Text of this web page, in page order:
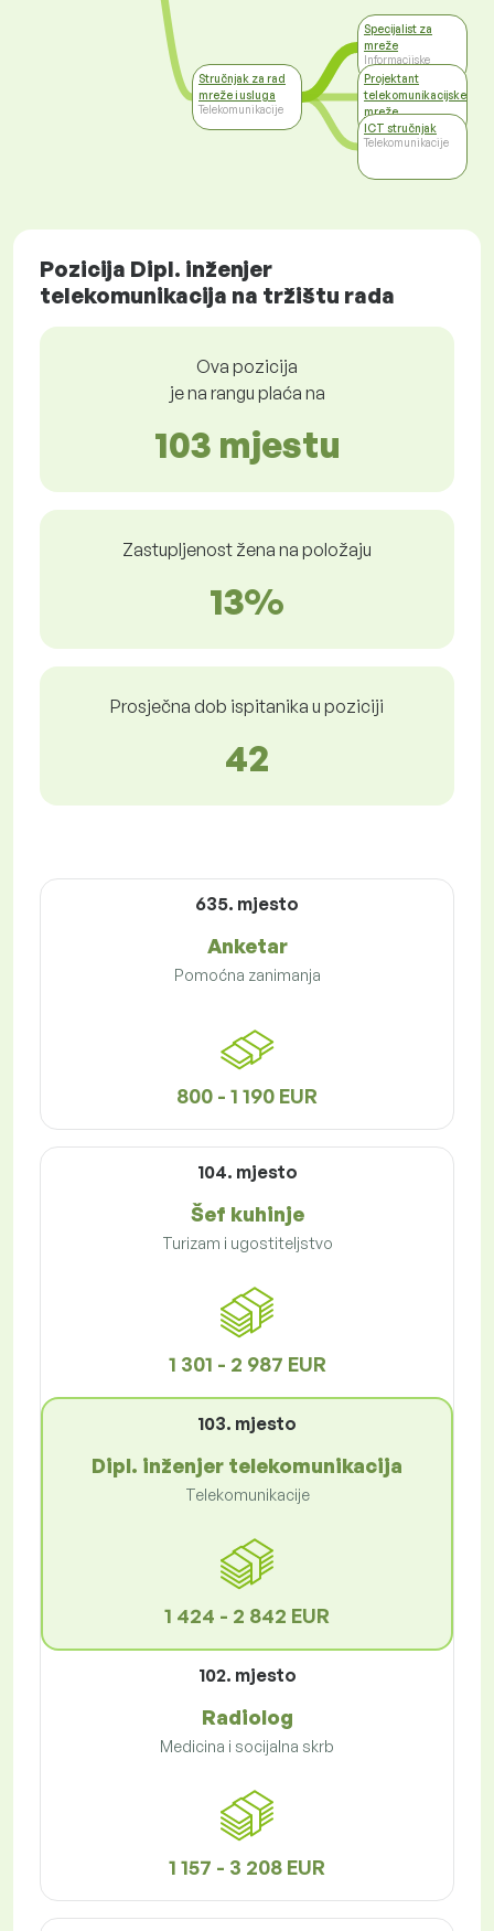
Stručnjak za rad
mreže i usluga
Telekomunikacije
Specijalist za
mreže
Informacijske
tehnologije
Projektant
telekomunikacijske
mreže
Telekomunikacije
ICT stručnjak
Telekomunikacije
Pozicija Dipl. inženjer
telekomunikacija na tržištu rada
Ova pozicija
je na rangu plaća na
103 mjestu
Zastupljenost žena na položaju
13%
Prosječna dob ispitanika u poziciji
42
635. mjesto
Anketar
Pomoćna zanimanja
800 - 1 190 EUR
104. mjesto
Šef kuhinje
Turizam i ugostiteljstvo
1 301 - 2 987 EUR
103. mjesto
Dipl. inženjer telekomunikacija
Telekomunikacije
1 424 - 2 842 EUR
102. mjesto
Radiolog
Medicina i socijalna skrb
1 157 - 3 208 EUR